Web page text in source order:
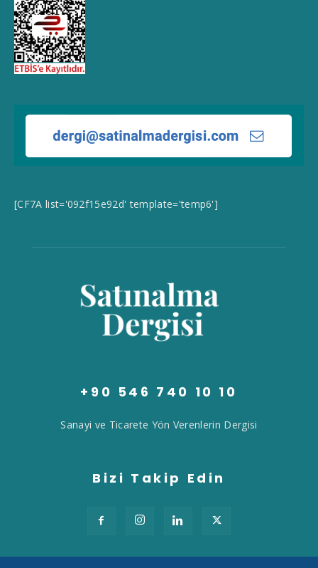
[CF7A list='092f15e92d' template='temp6']
+90 546 740 10 10
Sanayi ve Ticarete Yön Verenlerin Dergisi
Bizi Takip Edin